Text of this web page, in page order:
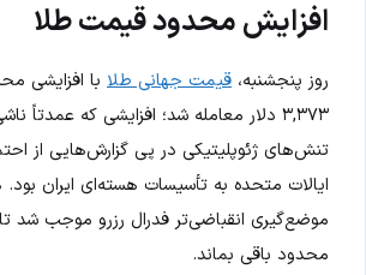
افزایش محدود قیمت طلا
روز پنجشنبه، قیمت جهانی طلا با افزایشی
۳,۳۷۳ دلار معامله شد؛ افزایشی که عمدتاً
تنش‌های ژئوپلیتیکی در پی گزارش‌هایی از
ایالات متحده به تأسیسات هسته‌ای ایران بود.
موضع‌گیری انقباضی‌تر فدرال رزرو موجب شد
محدود باقی بماند.